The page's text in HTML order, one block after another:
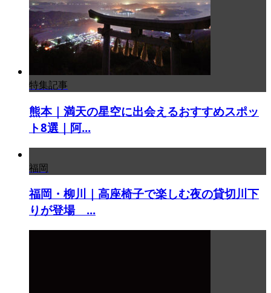
特集記事
熊本｜満天の星空に出会えるおすすめスポッ
ト8選｜阿...
福岡
福岡・柳川｜高座椅子で楽しむ夜の貸切川下
りが登場 ...